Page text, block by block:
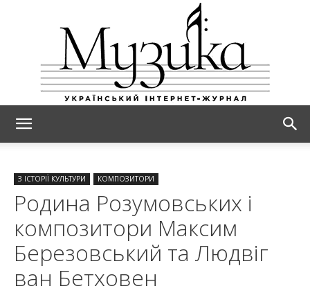
З ІСТОРІЇ КУЛЬТУРИ КОМПОЗИТОРИ
Родина Розумовських і
композитори Максим
Березовський та Людвіг
ван Бетховен